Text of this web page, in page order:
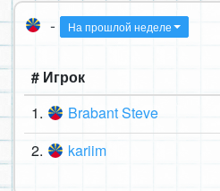
- На прошлой неделе
# Игрок
1.
Brabant Steve
2. kariim